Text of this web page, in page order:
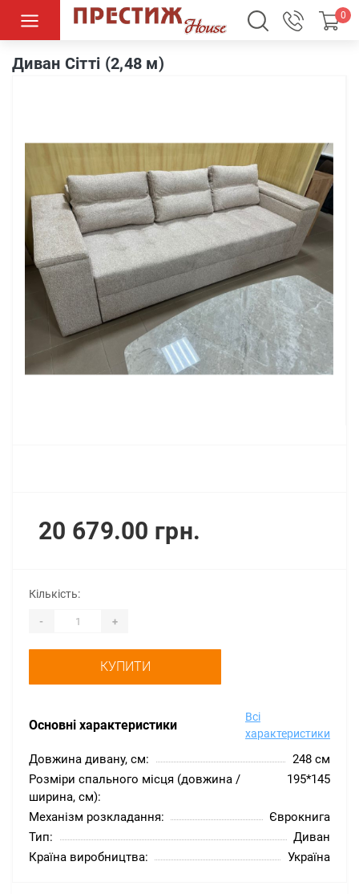
0
Диван Сітті (2,48 м)
Диван Сітті (2,48 м)
20 679.00 грн.
Основні характеристики
Всі
характеристики
Довжина дивану, см:
248 см
Розміри спального місця (довжина /
ширина, см):
195*145
Механізм розкладання:
Єврокнига
Тип:
Диван
Країна виробництва:
Україна
Кількість:
- +
КУПИТИ